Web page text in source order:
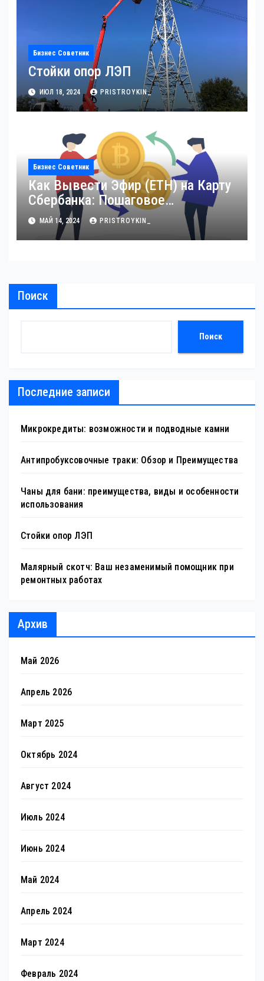
Бизнес Советник
Стойки опор ЛЭП
ИЮЛ 18, 2024 PRISTROYKIN_
Бизнес Советник
Как Вывести Эфир (ETH) на Карту
Сбербанка: Пошаговое
Руководство
МАЙ 14, 2024 PRISTROYKIN_
Поиск
Поиск
Последние записи
Микрокредиты: возможности и подводные камни
Антипробуксовочные траки: Обзор и Преимущества
Чаны для бани: преимущества, виды и особенности
использования
Стойки опор ЛЭП
Малярный скотч: Ваш незаменимый помощник при
ремонтных работах
Архив
Май 2026
Апрель 2026
Март 2025
Октябрь 2024
Август 2024
Июль 2024
Июнь 2024
Май 2024
Апрель 2024
Март 2024
Февраль 2024